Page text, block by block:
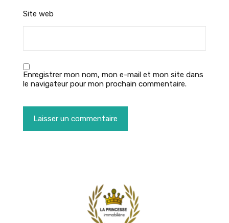
Site web
Enregistrer mon nom, mon e-mail et mon site dans
le navigateur pour mon prochain commentaire.